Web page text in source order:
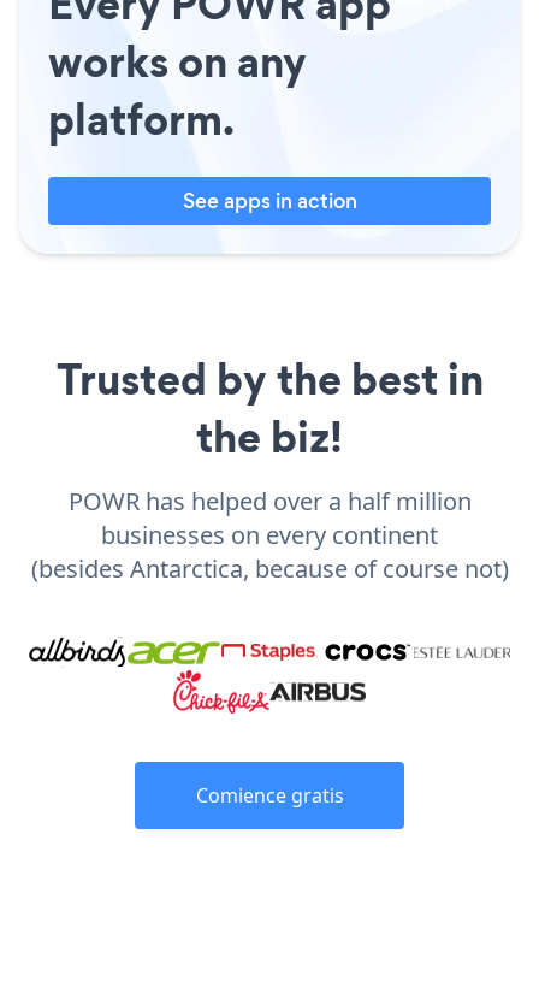
works on any
platform.
See apps in action
Trusted by the best in
the biz!
POWR has helped over a half million
businesses on every continent
(besides Antarctica, because of course not)
Comience gratis